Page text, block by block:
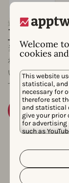
Welcome
cookies
This website
statistical,
necessary for
therefore set
and statistical
give your prior
for advertising
such as
personal data
read our
customize
clicking the
迅速＆簡単
直感的な
当社のAPIは、開
れ、明確で直感
いるため、
す。